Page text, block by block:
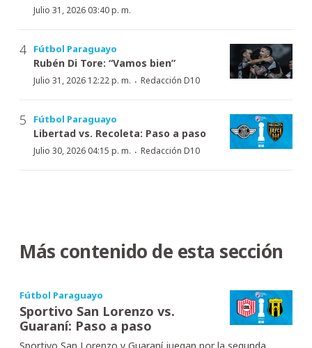
Julio 31, 2026 03:40 p. m.
Fútbol Paraguayo
Rubén Di Tore: “Vamos bien”
Julio 31, 2026 12:22 p. m. · Redacción D10
Fútbol Paraguayo
Libertad vs. Recoleta: Paso a paso
Julio 30, 2026 04:15 p. m. · Redacción D10
Más contenido de esta sección
Fútbol Paraguayo
Sportivo San Lorenzo vs.
Guaraní: Paso a paso